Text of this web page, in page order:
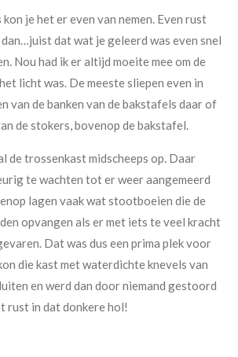
je het er even van nemen. Even rust
dan…juist dat wat je geleerd was even snel
Nou had ik er altijd moeite mee om de
licht was. De meeste sliepen even in
van de banken van de bakstafels daar of
de stokers, bovenop de bakstafel.
de trossenkast midscheeps op. Daar
te wachten tot er weer aangemeerd
lagen vaak wat stootboeien die de
opvangen als er met iets te veel kracht
Dat was dus een prima plek voor
die kast met waterdichte knevels van
en werd dan door niemand gestoord
rust in dat donkere hol!